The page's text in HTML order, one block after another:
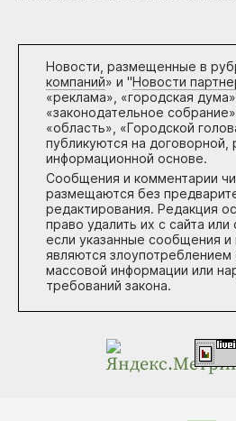
Новости, размещенные в
компаний» и "Новости
«реклама», «городская дума»,
«законодательное
«область», «Городской
публикуются на договорной,
информационной основе.
Сообщения и комментарии
размещаются без
редактирования. Редакция
право удалить их с сайта или
если указанные сообщения и
являются злоупотреблением
массовой информации или
требований закона.